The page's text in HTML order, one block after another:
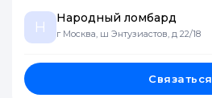
Н
Народный ломбард
г Москва, ш Энтузиастов, д 22/18
Связаться